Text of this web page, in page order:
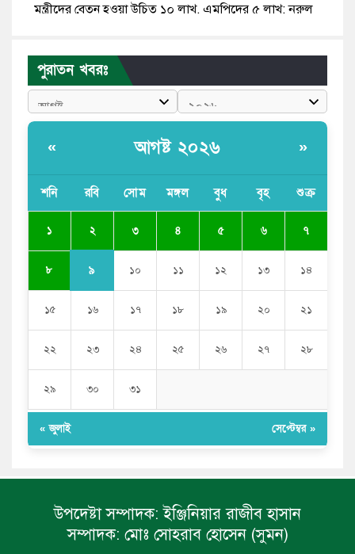
মন্ত্রীদের বেতন হওয়া উচিত ১০ লাখ, এমপিদের ৫ লাখ: নুরুল
রাষ্ট্রপতি পদে প্রস্তাব পাননি ড. ইউনূস, বিএনপির বিবেচনায় মির্জা
ফখরুল
আধা কিলোমিটারের কাজ চলছে মাসের পর মাস: কুমিল্লার
পাঠাতেন ইসলামী বিশ্ববিদ্যালয়ের ছাত্রী
এনসিপি নেতা
পুরাতন খবরঃ
« আগষ্ট ২০২৬ »
শনি রবি সোম মঙ্গল বুধ বৃহ শুক্র
১ ২ ৩ ৪ ৫ ৬ ৭
৮ ৯ ১০ ১১ ১২ ১৩ ১৪
১৫ ১৬ ১৭ ১৮ ১৯ ২০ ২১
২২ ২৩ ২৪ ২৫ ২৬ ২৭ ২৮
২৯ ৩০ ৩১
« জুলাই সেপ্টেম্বর »
উপদেষ্টা সম্পাদক: ইঞ্জিনিয়ার রাজীব হাসান
সম্পাদক: মোঃ সোহরাব হোসেন (সুমন)